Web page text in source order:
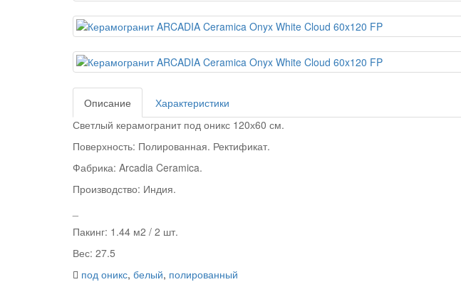
Описание
Характеристики
Светлый керамогранит под оникс 120х60 см.
Поверхность: Полированная. Ректификат.
Фабрика: Arcadia Ceramica.
Производство: Индия.
Пакинг: 1.44 м2 / 2 шт.
Вес: 27.5
под оникс, белый, полированный